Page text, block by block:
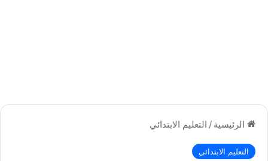
الرئيسية / التعليم الابتدائي
التعليم الابتدائي